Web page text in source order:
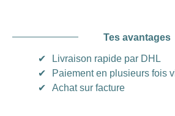
Tes avantages
✔
Livraison rapide par DHL
✔
Paiement en plusieurs fois
✔
Achat sur facture